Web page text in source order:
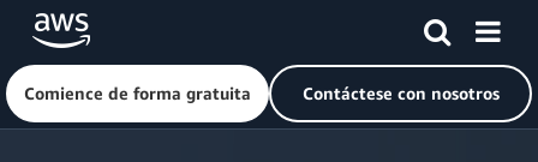
Comience de forma gratuita Contáctese con nosotros